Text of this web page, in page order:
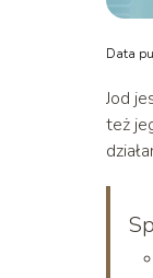
Data
Jod
też